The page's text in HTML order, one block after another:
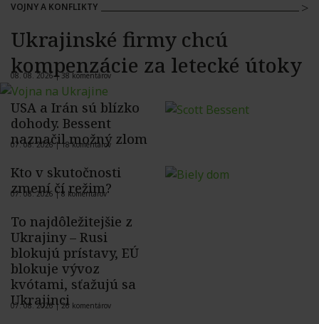
VOJNY A KONFLIKTY
Ukrajinské firmy chcú
kompenzácie za letecké útoky
08. 08. 2026 |38 komentárov
USA a Irán sú blízko
dohody. Bessent
naznačil možný zlom
07. 08. 2026 |18 komentárov
Kto v skutočnosti
zmení čí režim?
07. 08. 2026 |8 komentárov
To najdôležitejšie z
Ukrajiny – Rusi
blokujú prístavy, EÚ
blokuje vývoz
kvótami, sťažujú sa
Ukrajinci
07. 08. 2026 |26 komentárov